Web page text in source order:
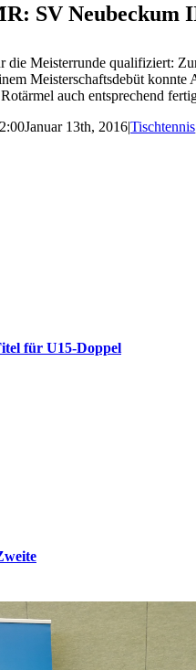
SV Neubeckum
die Meisterrunde qualifiziert:
Meisterschaftsdebüt
auch entsprechend
Januar 13th, 2016|Tischtennis
für U15-Doppel